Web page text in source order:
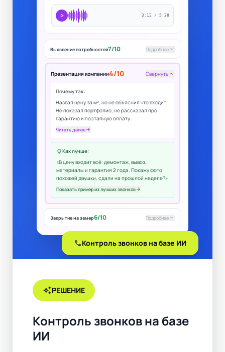
play_arrow 3:12 / 5:38
Выявление потребностей7/10 Подробнее keyboard_arrow_down
Презентация компании4/10 Свернуть keyboard_arrow_up
Почему так:
Назвал цену за м², но не объяснил что входит.
Не показал портфолио, не рассказал про
гарантию и поэтапную оплату.
Читать далееarrow_forward
lightbulbКак лучше:
«В цену входит всё: демонтаж, вывоз,
материалы и гарантия 2 года. Покажу фото
похожей двушки, сдали на прошлой неделе?»
Показать пример из лучших звонковarrow_forward
Закрытие на замер6/10 Подробнее keyboard_arrow_down
callКонтроль звонков на базе ИИ
auto_awesomeРЕШЕНИЕ
Контроль звонков на базе
ИИ